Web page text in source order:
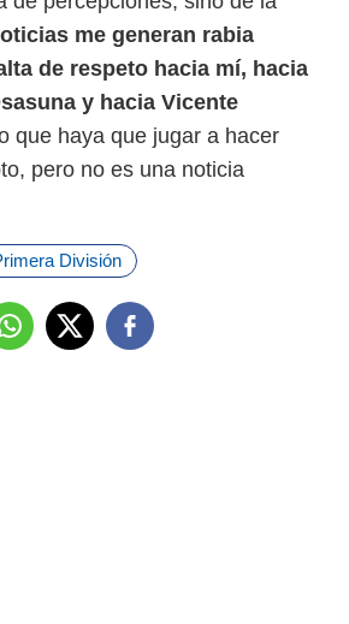
me generan rabia
de respeto hacia mí, hacia
y hacia Vicente
que haya que jugar a hacer
pero no es una noticia
División